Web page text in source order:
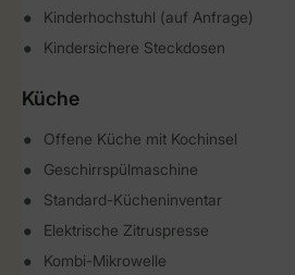
Kinderhochstuhl (auf Anfrage)
Kindersichere Steckdosen
Küche
Offene Küche mit Kochinsel
Geschirrspülmaschine
Standard-Kücheninventar
Elektrische Zitruspresse
Kombi-Mikrowelle